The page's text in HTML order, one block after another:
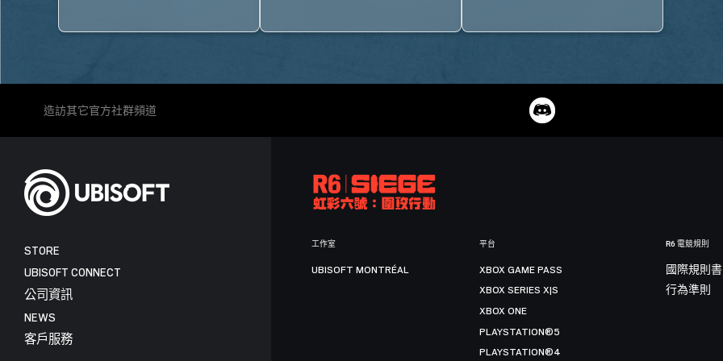
造訪其它官方社群頻道
STORE
UBISOFT CONNECT
公司資訊
NEWS
客戶服務
工作室
UBISOFT MONTRÉAL
平台
XBOX GAME PASS
XBOX SERIES X|S
XBOX ONE
PLAYSTATION®5
PLAYSTATION®4
R6 電競規則
國際規則書
行為準則